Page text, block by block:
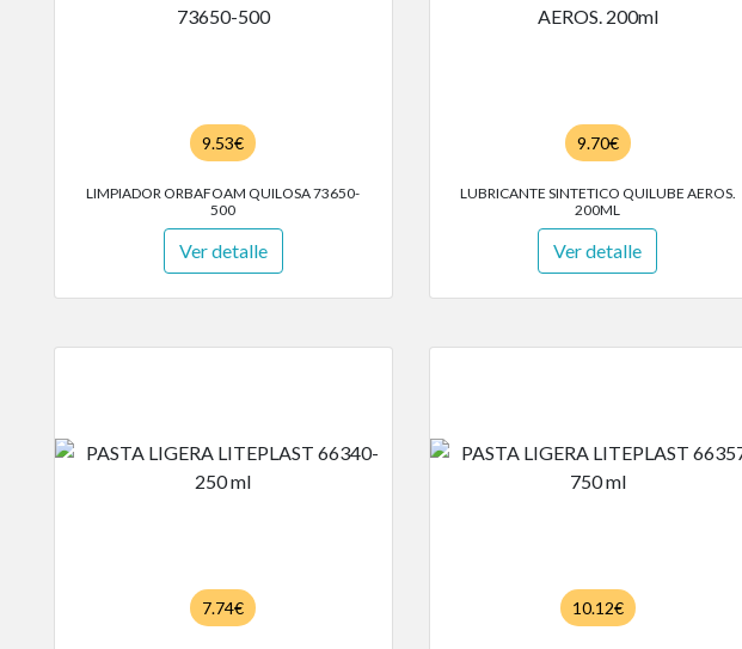
9.53€
LIMPIADOR ORBAFOAM QUILOSA 73650-
500
Ver detalle
9.70€
LUBRICANTE SINTETICO QUILUBE AEROS.
200ML
Ver detalle
7.74€ 10.12€